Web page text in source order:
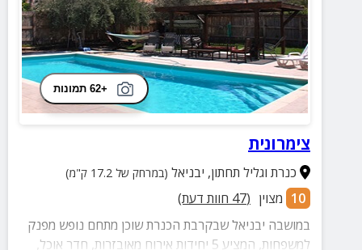
+62 תמונות
צימרונית
כנרת וגליל תחתון, יבניאל (במרחק של 17.2 ק"מ)
10 מצוין (
47 חוות דעת)
במושבה יבניאל שבקרבת הכנרת שוכן מתחם נופש מפנק
למשפחות, המציע 5 יחידות אירוח מאובזרות, חדר אוכל,